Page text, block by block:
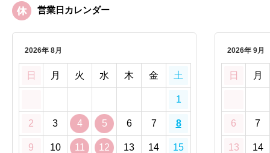
営業日カレンダー
2026年 8月
日 月 火 水 木 金 土
1
2 3 4 5 6 7 8
9 10 11 12 13 14 15
2026年 9月
日 月
6 7
13 14